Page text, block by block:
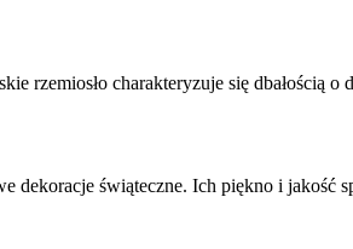
rzemiosło charakteryzuje się dbałością
świąteczne. Ich piękno i